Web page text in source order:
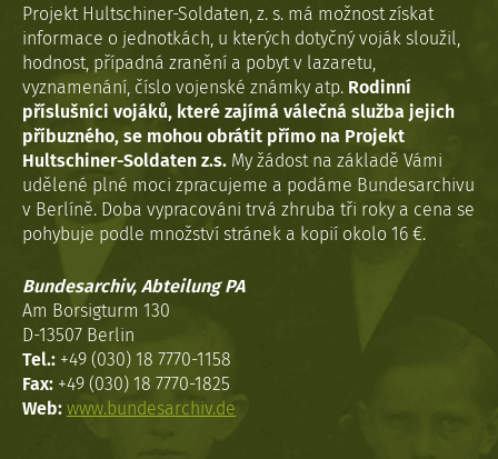
Projekt Hultschiner-Soldaten, z. s. má možnost získat
informace o jednotkách, u kterých dotyčný voják sloužil,
hodnost, případná zranění a pobyt v lazaretu,
vyznamenání, číslo vojenské známky atp. Rodinní
příslušníci vojáků, které zajímá válečná služba jejich
příbuzného, se mohou obrátit přímo na Projekt
Hultschiner-Soldaten z.s. My žádost na základě Vámi
udělené plné moci zpracujeme a podáme Bundesarchivu
v Berlíně. Doba vypracováni trvá zhruba tři roky a cena se
pohybuje podle množství stránek a kopií okolo 16 €.
Bundesarchiv, Abteilung PA
Am Borsigturm 130
D-13507 Berlin
Tel.: +49 (030) 18 7770-1158
Fax: +49 (030) 18 7770-1825
Web: www.bundesarchiv.de